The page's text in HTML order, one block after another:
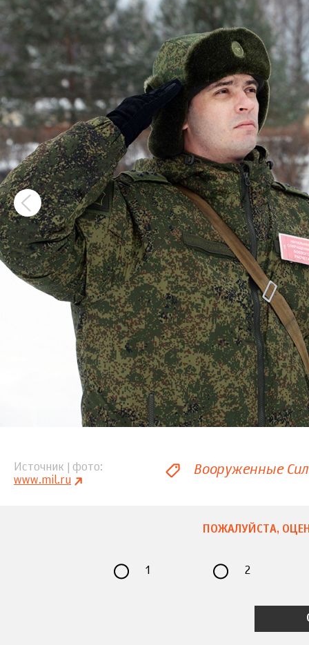
Источник | фото
www.mil.ru
Вооруженные
ПОЖАЛУЙСТА,
1 2